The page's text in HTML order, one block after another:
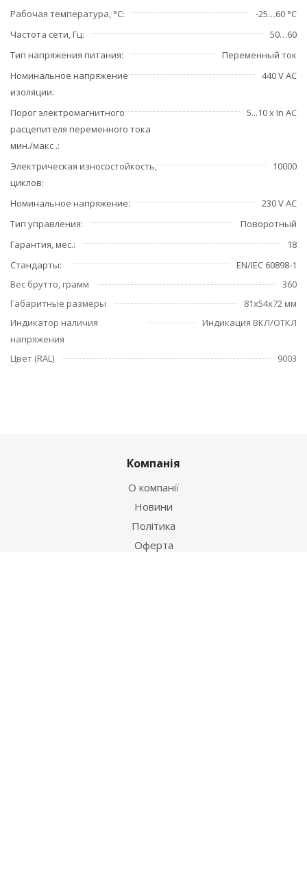
Рабочая температура, °С
-25…60 °C
Частота сети, Гц
50…60
Тип напряжения питания
Переменный ток
Номинальное напряжение
изоляции
440 V AC
Порог электромагнитного
расцепителя переменного тока
мин./макс .
5...10 x In AC
Электрическая износостойкость,
циклов
10000
Номинальное напряжение
230 V AC
Тип управления
Поворотный
Гарантия, мес.
18
Стандарты
EN/IEC 60898-1
Вес брутто, грамм
360
Габаритные размеры
81х54х72 мм
Индикатор наличия
напряжения
Индикация ВКЛ/ОТКЛ
Цвет (RAL) 9003
Компанія
О компанії
Новини
Політика
Оферта